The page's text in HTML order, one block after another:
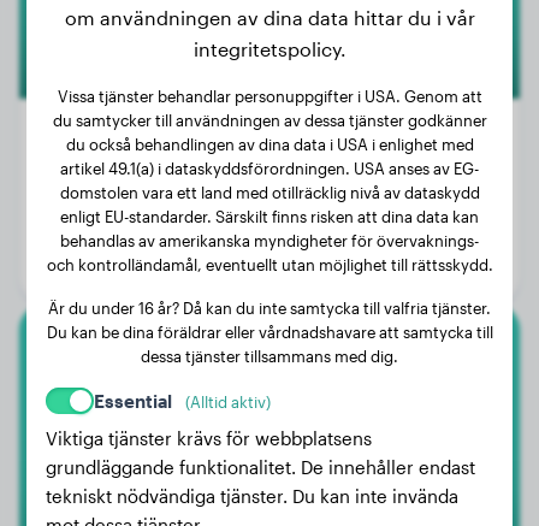
Vikt:
24 kg
Ålder:
3 år, 4 månader
Kön:
Hanhund
Amerikansk Bully Xl
Sally
om användningen av dina data hittar du i vår
integritetspolicy.
Vissa tjänster behandlar personuppgifter i USA. Genom att
du samtycker till användningen av dessa tjänster godkänner
du också behandlingen av dina data i USA i enlighet med
artikel 49.1(a) i dataskyddsförordningen. USA anses av EG-
domstolen vara ett land med otillräcklig nivå av dataskydd
enligt EU-standarder. Särskilt finns risken att dina data kan
behandlas av amerikanska myndigheter för övervaknings-
och kontrolländamål, eventuellt utan möjlighet till rättsskydd.
Är du under 16 år? Då kan du inte samtycka till valfria tjänster.
Du kan be dina föräldrar eller vårdnadshavare att samtycka till
dessa tjänster tillsammans med dig.
Essential (Alltid aktiv)
Viktiga tjänster krävs för webbplatsens
grundläggande funktionalitet. De innehåller endast
tekniskt nödvändiga tjänster. Du kan inte invända